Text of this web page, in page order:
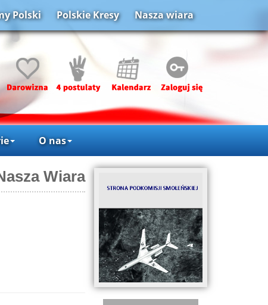
Polski Polskie Kresy Nasza wiara
O nas
Wiara